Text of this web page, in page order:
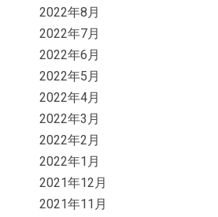
2022年8月
2022年7月
2022年6月
2022年5月
2022年4月
2022年3月
2022年2月
2022年1月
2021年12月
2021年11月